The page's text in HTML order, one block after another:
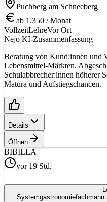
Puchberg am Schneeberg
ab 1.350 / Monat
VollzeitLehreVor Ort
Nejo KI-Zusammenfassung
Beratung von Kund:innen und
Lebensmittel-Märkten.
Schulabbrecher:innen höherer
Matura und Aufstiegschancen.
Details
Öffnen
BIBILLA
vor 19 Std.